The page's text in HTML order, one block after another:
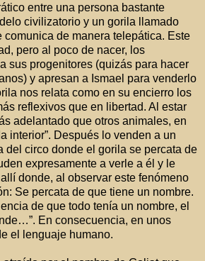
entre una persona bastante
civilizatorio y un gorila llamado
comunica de manera telepática. Este
pero al poco de nacer, los
sus progenitores (quizás para hacer
y apresan a Ismael para venderlo
nos relata como en su encierro los
reflexivos que en libertad. Al estar
adelantado que otros animales, en
interior”. Después lo venden a un
del circo donde el gorila se percata de
expresamente a verle a él y le
allí donde, al observar este fenómeno
Se percata de que tiene un nombre.
de que todo tenía un nombre, el
En consecuencia, en unos
el lenguaje humano.